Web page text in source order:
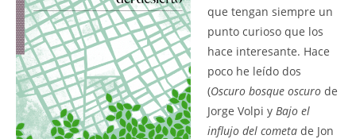
que tengan siempre un
punto curioso que los
hace interesante. Hace
poco he leído dos
(Oscuro bosque oscuro de
Jorge Volpi y Bajo el
influjo del cometa de Jon